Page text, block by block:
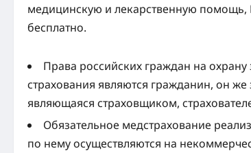
медицинскую и лекарственную помощь,
бесплатно.
Права российских граждан на
страхования являются гражданин, он
являющаяся страховщиком,
Обязательное медстрахование
по нему осуществляются на